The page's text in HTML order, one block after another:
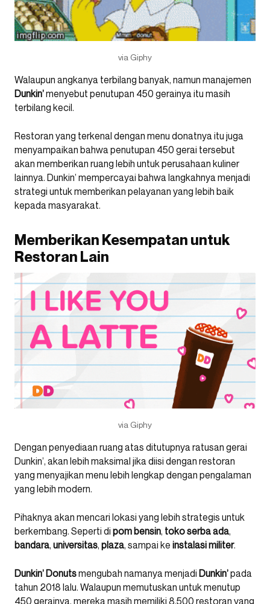
via Giphy
Walaupun angkanya terbilang banyak, namun manajemen
Dunkin’menyebut penutupan 450 gerainya itu masih
terbilang kecil.
Restoran yang terkenal dengan menu donatnya itu juga
menyampaikan bahwa penutupan 450 gerai tersebut
akan memberikan ruang lebih untuk perusahaan kuliner
lainnya. Dunkin’ mempercayai bahwa langkahnya menjadi
strategi untuk memberikan pelayanan yang lebih baik
kepada masyarakat.
Memberikan Kesempatan untuk
Restoran Lain
via Giphy
Dengan penyediaan ruang atas ditutupnya ratusan gerai
Dunkin’, akan lebih maksimal jika diisi dengan restoran
yang menyajikan menu lebih lengkap dengan pengalaman
yang lebih modern.
Pihaknya akan mencari lokasi yang lebih strategis untuk
berkembang. Seperti di pom bensin, toko serba ada,
bandara, universitas, plaza, sampai ke instalasi militer.
Dunkin’ Donutsmengubah namanya menjadi Dunkin’pada
tahun 2018 lalu. Walaupun memutuskan untuk menutup
450 gerainya, mereka masih memiliki 8.500 restoran yang